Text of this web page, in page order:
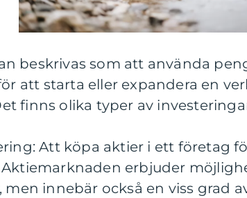
beskrivas som att använda
att starta eller expandera en
finns olika typer av
Att köpa aktier i ett företag
erbjuder
innebär också en viss grad